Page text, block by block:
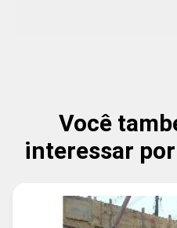
Você
interessar